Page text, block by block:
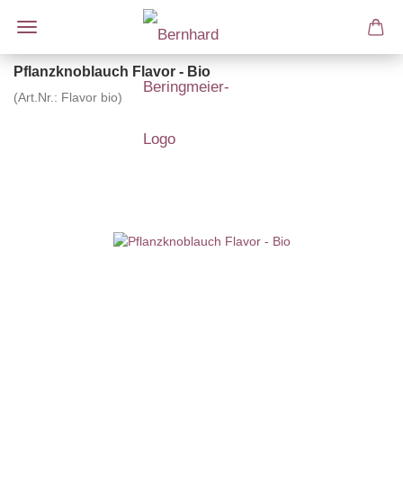
Pflanzknoblauch Flavor - Bio
(Art.Nr.: Flavor bio)